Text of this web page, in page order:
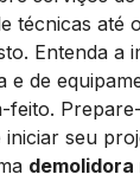
técnicas até
Entenda a
e de
feito.
iniciar seu
demolidora